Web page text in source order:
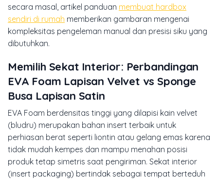
secara masal, artikel panduan membuat hardbox
sendiri di rumah memberikan gambaran mengenai
kompleksitas pengeleman manual dan presisi siku yang
dibutuhkan.
Memilih Sekat Interior: Perbandingan
EVA Foam Lapisan Velvet vs Sponge
Busa Lapisan Satin
EVA Foam berdensitas tinggi yang dilapisi kain velvet
(bludru) merupakan bahan insert terbaik untuk
perhiasan berat seperti liontin atau gelang emas karena
tidak mudah kempes dan mampu menahan posisi
produk tetap simetris saat pengiriman. Sekat interior
(insert packaging) bertindak sebagai tempat berteduh